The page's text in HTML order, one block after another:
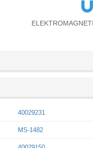
40029231
MS-1482